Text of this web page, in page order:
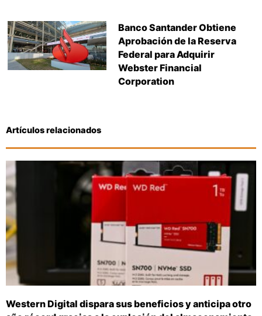
Banco Santander Obtiene
Aprobación de la Reserva
Federal para Adquirir
Webster Financial
Corporation
Artículos relacionados
Western Digital dispara sus beneficios y anticipa otro